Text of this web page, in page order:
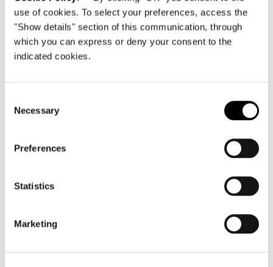
use of cookies. To select your preferences, access the
"Show details" section of this communication, through
which you can express or deny your consent to the
indicated cookies.
Selection
Necessary
Preferences
Statistics
Marketing